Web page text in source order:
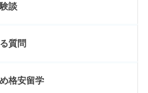
談
質問
格安留学